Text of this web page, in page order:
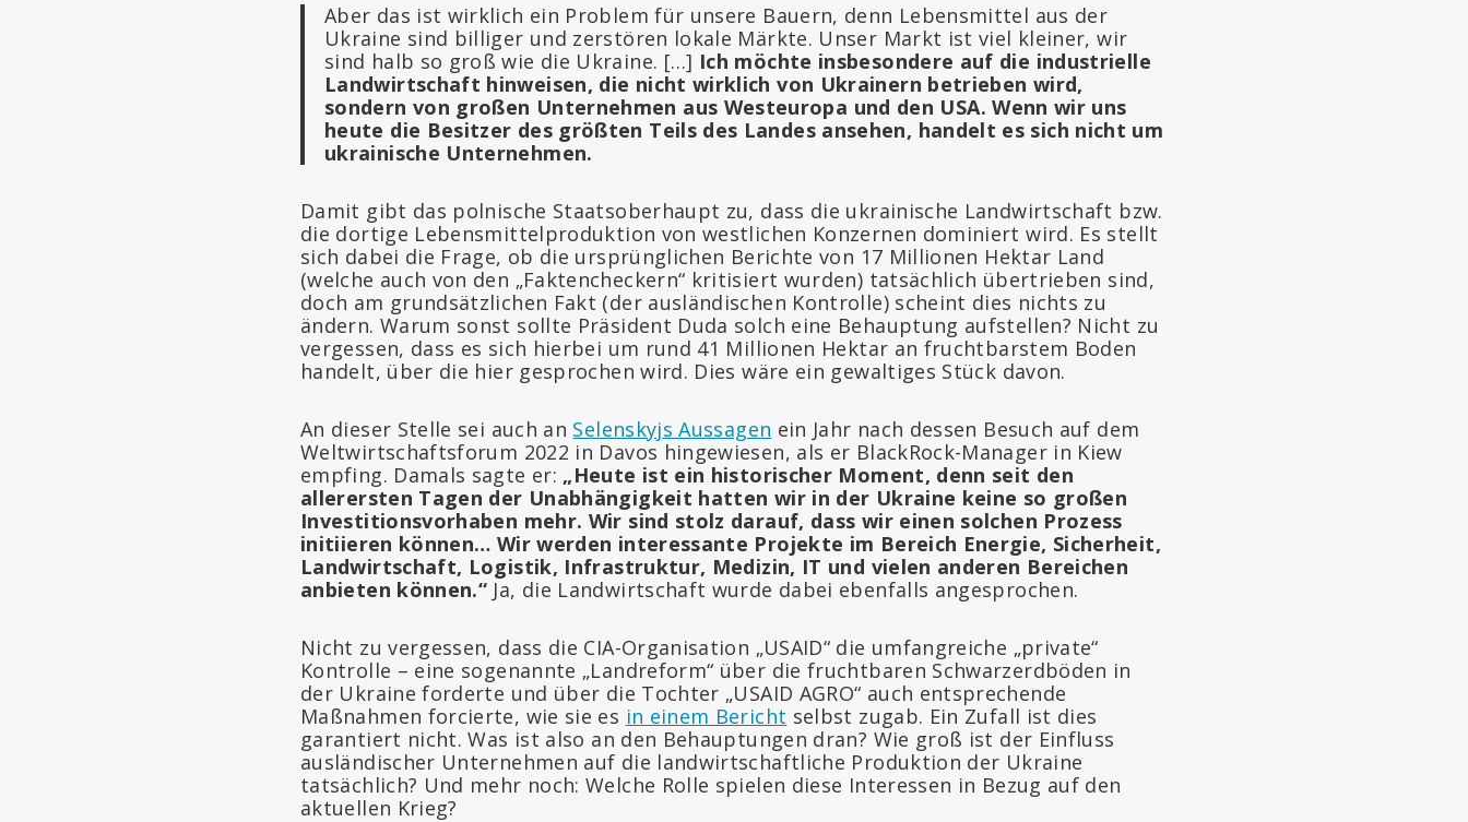
Aber das ist wirklich ein Problem für unsere Bauern, denn Lebensmittel aus der
Ukraine sind billiger und zerstören lokale Märkte. Unser Markt ist viel kleiner, wir
sind halb so groß wie die Ukraine. […] Ich möchte insbesondere auf die industrielle
Landwirtschaft hinweisen, die nicht wirklich von Ukrainern betrieben wird,
sondern von großen Unternehmen aus Westeuropa und den USA. Wenn wir uns
heute die Besitzer des größten Teils des Landes ansehen, handelt es sich nicht um
ukrainische Unternehmen.
Damit gibt das polnische Staatsoberhaupt zu, dass die ukrainische Landwirtschaft bzw.
die dortige Lebensmittelproduktion von westlichen Konzernen dominiert wird. Es stellt
sich dabei die Frage, ob die ursprünglichen Berichte von 17 Millionen Hektar Land
(welche auch von den „Faktencheckern“ kritisiert wurden) tatsächlich übertrieben sind,
doch am grundsätzlichen Fakt (der ausländischen Kontrolle) scheint dies nichts zu
ändern. Warum sonst sollte Präsident Duda solch eine Behauptung aufstellen? Nicht zu
vergessen, dass es sich hierbei um rund 41 Millionen Hektar an fruchtbarstem Boden
handelt, über die hier gesprochen wird. Dies wäre ein gewaltiges Stück davon.
An dieser Stelle sei auch an Selenskyjs Aussagen ein Jahr nach dessen Besuch auf dem
Weltwirtschaftsforum 2022 in Davos hingewiesen, als er BlackRock-Manager in Kiew
empfing. Damals sagte er: „Heute ist ein historischer Moment, denn seit den
allerersten Tagen der Unabhängigkeit hatten wir in der Ukraine keine so großen
Investitionsvorhaben mehr. Wir sind stolz darauf, dass wir einen solchen Prozess
initiieren können… Wir werden interessante Projekte im Bereich Energie, Sicherheit,
Landwirtschaft, Logistik, Infrastruktur, Medizin, IT und vielen anderen Bereichen
anbieten können.“ Ja, die Landwirtschaft wurde dabei ebenfalls angesprochen.
Nicht zu vergessen, dass die CIA-Organisation „USAID“ die umfangreiche „private“
Kontrolle – eine sogenannte „Landreform“ über die fruchtbaren Schwarzerdböden in
der Ukraine forderte und über die Tochter „USAID AGRO“ auch entsprechende
Maßnahmen forcierte, wie sie es in einem Bericht selbst zugab. Ein Zufall ist dies
garantiert nicht. Was ist also an den Behauptungen dran? Wie groß ist der Einfluss
ausländischer Unternehmen auf die landwirtschaftliche Produktion der Ukraine
tatsächlich? Und mehr noch: Welche Rolle spielen diese Interessen in Bezug auf den
aktuellen Krieg?